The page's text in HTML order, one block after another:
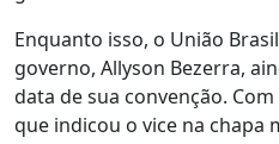
Enquanto isso, o União
governo, Allyson Bezerra,
data de sua convenção.
que indicou o vice na chapa